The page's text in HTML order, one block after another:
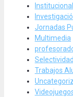
Institucional
Jornadas
Multimedia
Selectividad
Trabajos